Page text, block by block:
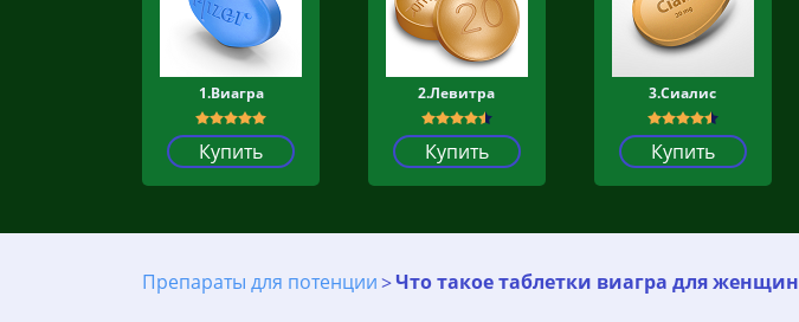
1.Виагра
Купить
2.Левитра
Купить
3.Сиалис
Купить
Препараты для потенции Что такое таблетки виагра для женщин